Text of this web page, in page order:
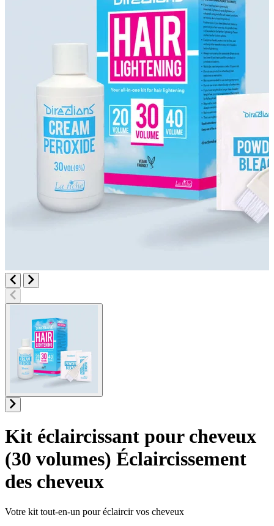
Kit éclaircissant pour cheveux
(30 volumes) Éclaircissement
des cheveux
Informations sur le produit
Votre kit tout-en-un pour éclaircir vos cheveux